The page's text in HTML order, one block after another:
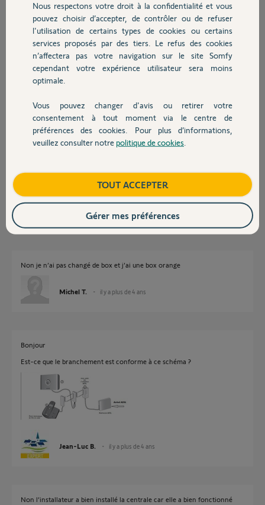
Chauffage
Autres produits
Devis avec un pro
Contact
Merci,
Michel T.
il y a plus de 4 ans
Participer au fil de discussion
Réponses
Est-ce que vous avez changé quelque chose sur la téléphonie ?
(changement de box internet par exemple)
Jean-Luc B. il y a plus de 4 ans
Non je n’ai pas changé de box et j’ai une box orange
Michel T. il y a plus de 4 ans
Bonjour
Est-ce que le branchement est conforme à ce schéma ?
Jean-Luc B. il y a plus de 4 ans
Non l’installateur a bien installé la centrale car elle a bien fonctionné
Nous respectons votre droit à la confidentialité et vous
pouvez choisir d’accepter, de contrôler ou de refuser
l'utilisation de certains types de cookies ou certains
services proposés par des tiers. Le refus des cookies
n’affectera pas votre navigation sur le site Somfy
cependant votre expérience utilisateur sera moins
optimale.
Vous pouvez changer d'avis ou retirer votre
consentement à tout moment via le centre de
préférences des cookies. Pour plus d’informations,
veuillez consulter notre politique de cookies
TOUT ACCEPTER
Gérer mes préférences